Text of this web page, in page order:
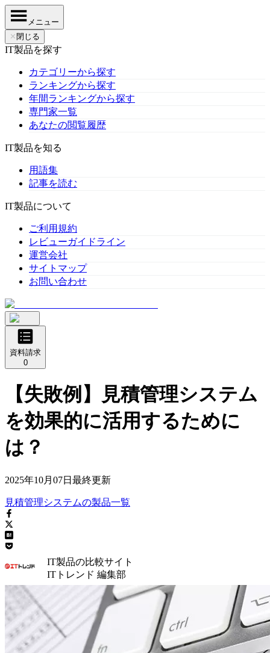
メニュー
✕ 閉じる
IT製品を探す
カテゴリーから探す
ランキングから探す
年間ランキングから探す
専門家一覧
あなたの閲覧履歴
IT製品を知る
用語集
記事を読む
IT製品について
ご利用規約
レビューガイドライン
運営会社
サイトマップ
お問い合わせ
資料請求
0
【失敗例】見積管理システム
を効果的に活用するために
は？
2025年10月07日 最終更新
見積管理システムの製品一覧
IT製品の比較サイト
ITトレンド 編集部